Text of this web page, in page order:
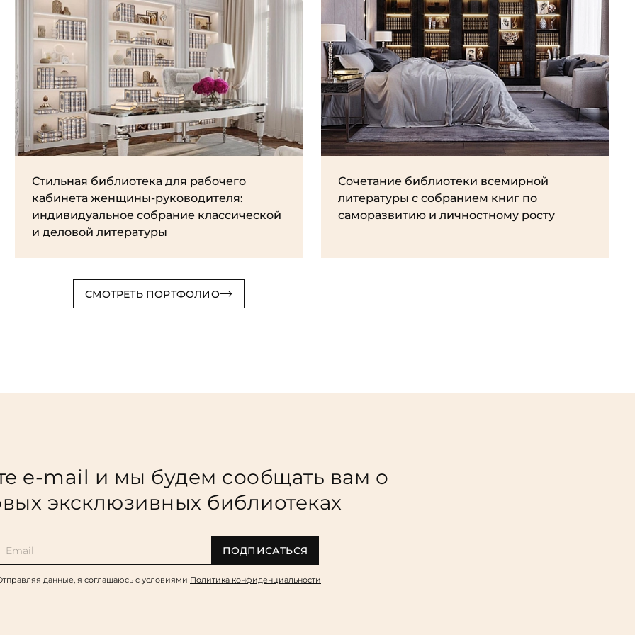
Стильная библиотека для рабочего
кабинета женщины-руководителя:
индивидуальное собрание классической
и деловой литературы
Сочетание библиотеки всемирной
литературы с собранием книг по
саморазвитию и личностному росту
СМОТРЕТЬ ПОРТФОЛИО
e-mail и мы будем сообщать вам о
эксклюзивных библиотеках
ПОДПИСАТЬСЯ
данные, я соглашаюсь c условиями Политика конфиденциальности